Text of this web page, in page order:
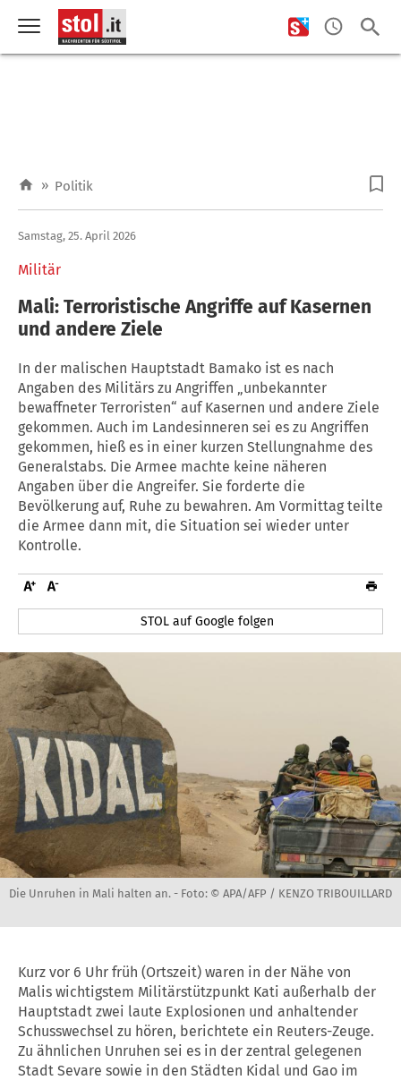
» Politik
Militär
Samstag, 25. April 2026
Mali: Terroristische Angriffe auf Kasernen
und andere Ziele
In der malischen Hauptstadt Bamako ist es nach
Angaben des Militärs zu Angriffen „unbekannter
bewaffneter Terroristen“ auf Kasernen und andere Ziele
gekommen. Auch im Landesinneren sei es zu Angriffen
gekommen, hieß es in einer kurzen Stellungnahme des
Generalstabs. Die Armee machte keine näheren
Angaben über die Angreifer. Sie forderte die
Bevölkerung auf, Ruhe zu bewahren. Am Vormittag teilte
die Armee dann mit, die Situation sei wieder unter
Kontrolle.
STOL auf Google folgen
Die Unruhen in Mali halten an. - Foto: © APA/AFP / KENZO TRIBOUILLARD
Kurz vor 6 Uhr früh (Ortszeit) waren in der Nähe von
Malis wichtigstem Militärstützpunkt Kati außerhalb der
Hauptstadt zwei laute Explosionen und anhaltender
Schusswechsel zu hören, berichtete ein Reuters-Zeuge.
Zu ähnlichen Unruhen sei es in der zentral gelegenen
Stadt Sevare sowie in den Städten Kidal und Gao im